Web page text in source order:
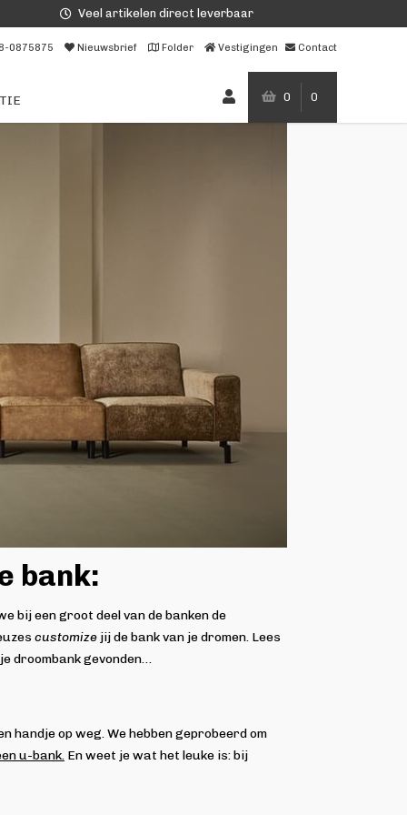
Veel artikelen direct leverbaar
0875875 Nieuwsbrief Folder Vestigingen Contact
0 0
bank:
bij een groot deel van de banken de
customize jij de bank van je dromen. Lees
droombank gevonden…
handje op weg. We hebben geprobeerd om
u-bank. En weet je wat het leuke is: bij